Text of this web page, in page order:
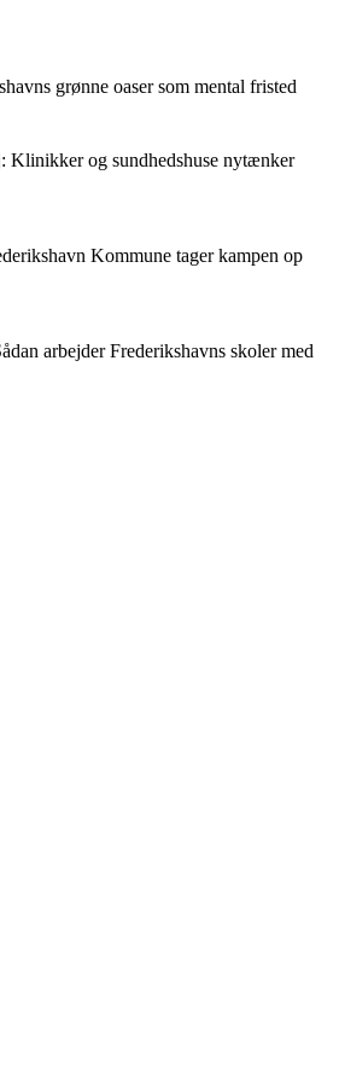
grønne oaser som mental fristed
Klinikker og sundhedshuse nytænker
Kommune tager kampen op
arbejder Frederikshavns skoler med